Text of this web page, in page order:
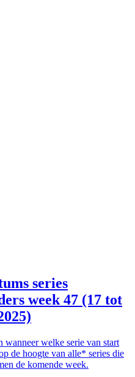
series
week 47 (17 tot
welke serie van start
de hoogte van alle* series die
de komende week.